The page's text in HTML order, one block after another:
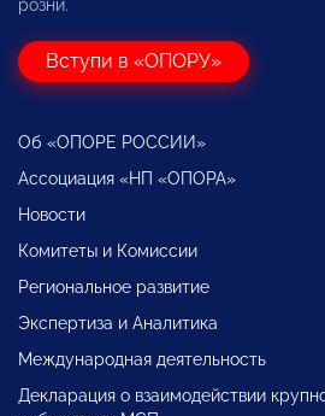
розни.
Вступи в «ОПОРУ»
Об «ОПОРЕ РОССИИ»
Ассоциация «НП «ОПОРА»
Новости
Комитеты и Комиссии
Региональное развитие
Экспертиза и Аналитика
Международная деятельность
Декларация о взаимодействии